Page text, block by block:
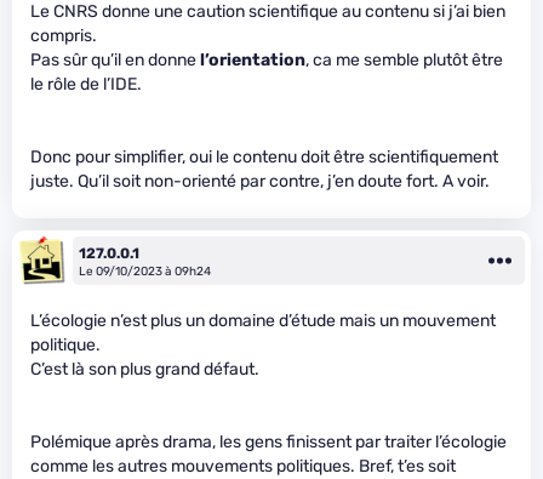
Le CNRS donne une caution scientifique au contenu si j’ai bien
compris.
Pas sûr qu’il en donnel’orientation, ca me semble plutôt être
le rôle de l’IDE.
Donc pour simplifier, oui le contenu doit être scientifiquement
juste. Qu’il soit non-orienté par contre, j’en doute fort. A voir.
127.0.0.1
Le 09/10/2023 à 09h24
L’écologie n’est plus un domaine d’étude mais un mouvement
politique.
C’est là son plus grand défaut.
Polémique après drama, les gens finissent par traiter l’écologie
comme les autres mouvements politiques. Bref, t’es soit